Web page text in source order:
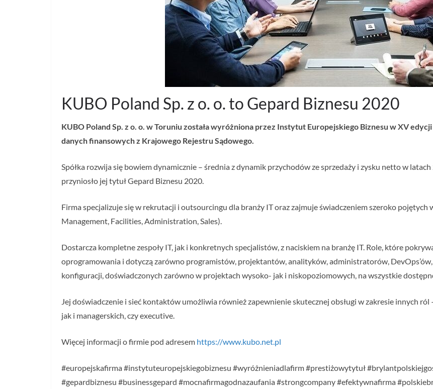
KUBO Poland Sp. z o. o. to Gepard Biznesu 2020
KUBO Poland Sp. z o. o. w Toruniu została wyróżniona przez Instytut Europejskiego Biznesu w XV
danych finansowychz Krajowego Rejestru Sądowego.
Spółka rozwija się bowiem dynamicznie – średnia z dynamik przychodów ze sprzedaży i zysku netto w
przyniosło jej tytuł Gepard Biznesu 2020.
Firma specjalizuje się w rekrutacji i outsourcingu dla branży IT oraz zajmuje świadczeniem szeroko pojętych
Management, Facilities, Administration, Sales).
Dostarcza kompletne zespoły IT, jak i konkretnych specjalistów, z naciskiem na branżę IT. Role, które
oprogramowania i dotyczą zarówno programistów, projektantów, analityków, administratorów,
konfiguracji, doświadczonych zarówno w projektach wysoko- jak i niskopoziomowych, na wszystkie
Jej doświadczenie i sieć kontaktów umożliwia również zapewnienie skutecznej obsługi w zakresie innych
jak i managerskich, czy executive.
Więcej informacji o firmie pod adresem https://www.kubo.net.pl
#europejskafirma #instytuteuropejskiegobiznesu #wyróżnieniadlafirm #prestiżowytytuł
#gepardbiznesu #businessgepard #mocnafirmagodnazaufania #strongcompany #efektywnafirma